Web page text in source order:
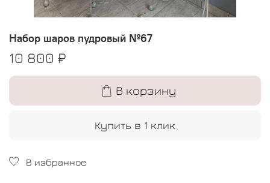
Набор шаров пудровый №67
10 800 ₽
В корзину
Купить в 1 клик
В избранное